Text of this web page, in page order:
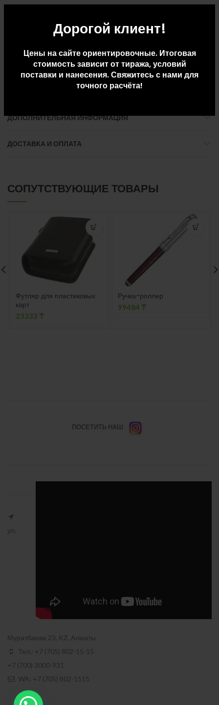
Дорогой клиент!
Цены на сайте ориентировочные. Итоговая
стоимость зависит от тиража, условий
поставки и нанесения. Свяжитесь с нами для
точного расчёта!
Материал: полиэстер 600D
Размер: 44 х 31 x 18 см
Объем: 20 л
ДОПОЛНИТЕЛЬНАЯ ИНФОРМАЦИЯ
ДОСТАВКА И ОПЛАТА
СОПУТСТВУЮЩИЕ ТОВАРЫ
Футляр для пластиковых
карт
23333 ₸
Ручка-роллер
99484 ₸
ПОСЕТИТЬ НАШ
ул.
Муратбаева 23, KZ, Алматы
Тел.: +7 (705) 802-15-15
+7 (700) 3000-931
WA: +7 (705) 802-1515